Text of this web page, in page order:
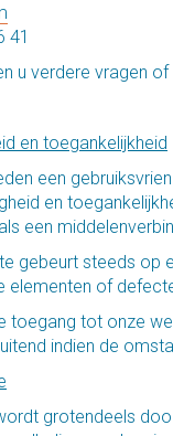
41
u verdere vragen
en toegankelijkheid
een
en
een
gebeurt steeds op
elementen of
toegang tot onze
indien de
grotendeels